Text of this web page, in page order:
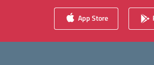
App Store